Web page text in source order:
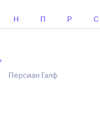
Н П Р С
Персиан Галф